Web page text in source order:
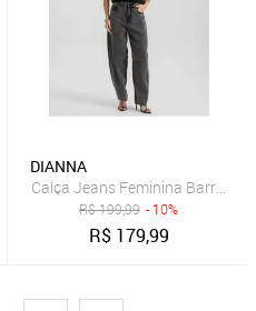
Azul
DIANNA
Calça Jeans Feminina Barrel
R$199,99 - 10%
R$ 179,99